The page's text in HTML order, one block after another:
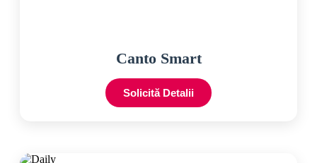
Canto Smart
Solicită Detalii